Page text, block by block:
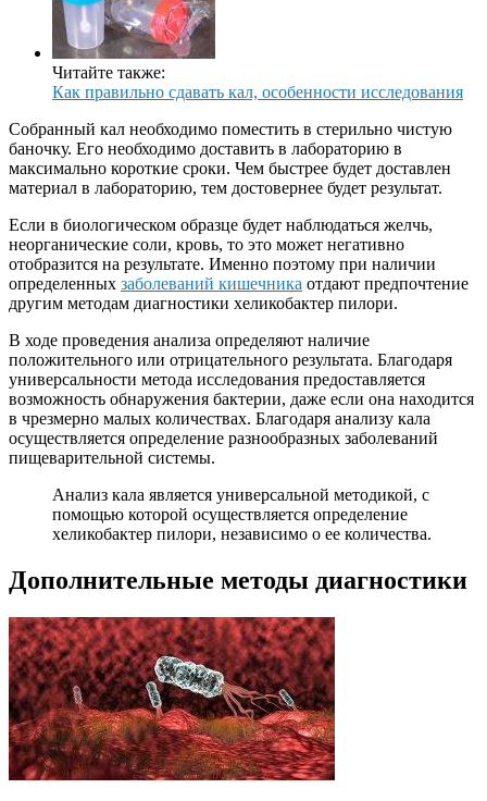
Читайте также:
Как правильно сдавать кал, особенности исследования
Собранный кал необходимо поместить в стерильно чистую
баночку. Его необходимо доставить в лабораторию в
максимально короткие сроки. Чем быстрее будет доставлен
материал в лабораторию, тем достовернее будет результат.
Если в биологическом образце будет наблюдаться желчь,
неорганические соли, кровь, то это может негативно
отобразится на результате. Именно поэтому при наличии
определенных заболеваний кишечника отдают предпочтение
другим методам диагностики хеликобактер пилори.
В ходе проведения анализа определяют наличие
положительного или отрицательного результата. Благодаря
универсальности метода исследования предоставляется
возможность обнаружения бактерии, даже если она находится
в чрезмерно малых количествах. Благодаря анализу кала
осуществляется определение разнообразных заболеваний
пищеварительной системы.
Анализ кала является универсальной методикой, с
помощью которой осуществляется определение
хеликобактер пилори, независимо о ее количества.
Дополнительные методы диагностики